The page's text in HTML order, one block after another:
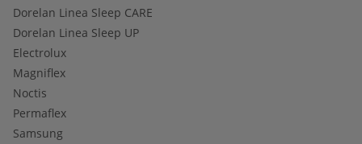
Dorelan Linea Sleep CARE
Dorelan Linea Sleep UP
Electrolux
Magniflex
Noctis
Permaflex
Samsung